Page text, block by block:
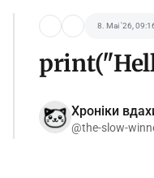
8. Mai '26,
Хроніки
@the-slow-